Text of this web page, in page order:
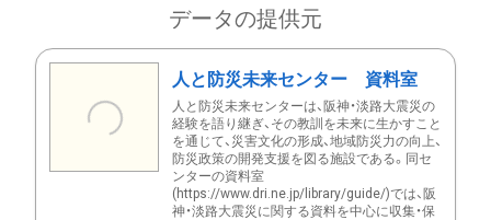
データの提供元
人と防災未来センター 資料室
人と防災未来センターは、阪神・淡路大震災の
経験を語り継ぎ、その教訓を未来に生かすこと
を通じて、災害文化の形成、地域防災力の向上、
防災政策の開発支援を図る施設である。同セ
ンターの資料室
(https://www.dri.ne.jp/library/guide/)では、阪
神・淡路大震災に関する資料を中心に収集・保